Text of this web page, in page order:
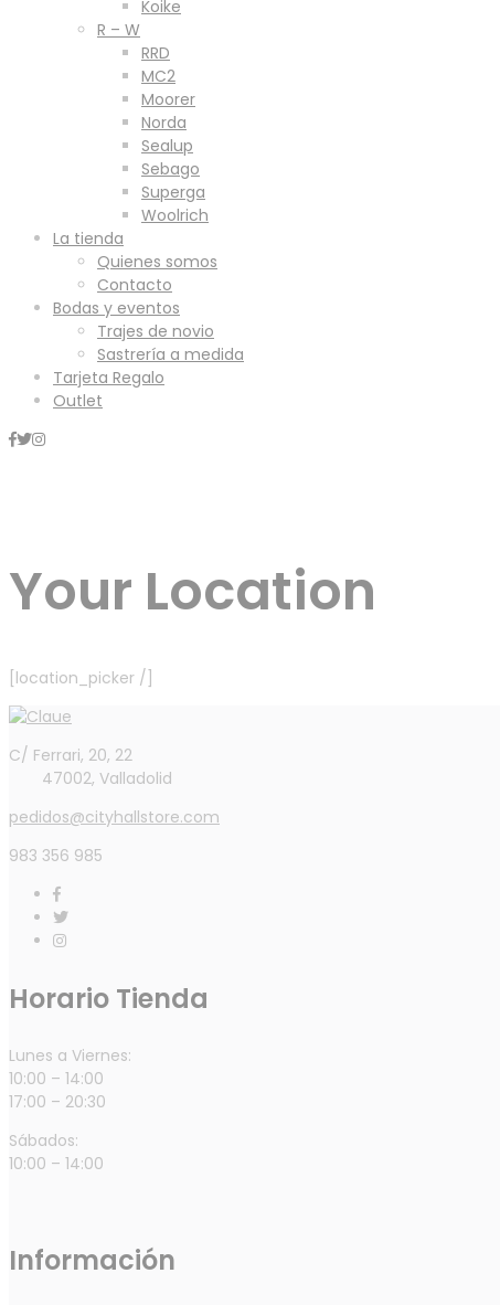
Koike
R – W
RRD
MC2
Moorer
Norda
Sealup
Sebago
Superga
Woolrich
La tienda
Quienes somos
Contacto
Bodas y eventos
Trajes de novio
Sastrería a medida
Tarjeta Regalo
Outlet
Your Location
[location_picker /]
C/ Ferrari, 20, 22
47002, Valladolid
pedidos@cityhallstore.com
983 356 985
Horario Tienda
Lunes a Viernes:
10:00 – 14:00
17:00 – 20:30
Sábados:
10:00 – 14:00
Información